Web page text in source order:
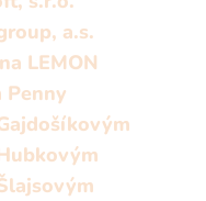
a.s.
LEMON
Penny